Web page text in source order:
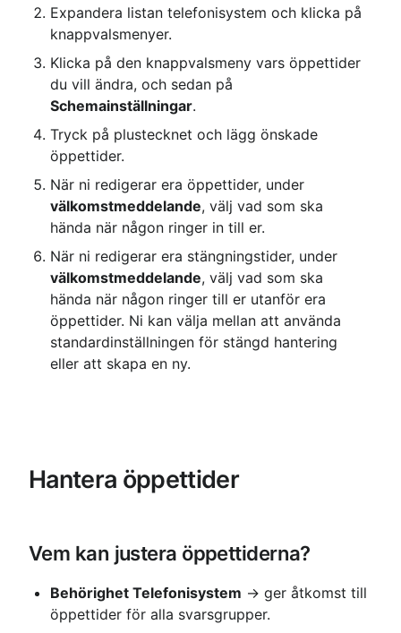
Expandera listan telefonisystem och klicka på
knappvalsmenyer.
Klicka på den knappvalsmeny vars öppettider
du vill ändra, och sedan på
Schemainställningar.
Tryck på plustecknet och lägg önskade
öppettider.
När ni redigerar era öppettider, under
välkomstmeddelande, välj vad som ska
hända när någon ringer in till er.
När ni redigerar era stängningstider, under
välkomstmeddelande, välj vad som ska
hända när någon ringer till er utanför era
öppettider. Ni kan välja mellan att använda
standardinställningen för stängd hantering
eller att skapa en ny.
Hantera öppettider
Vem kan justera öppettiderna?
Behörighet Telefonisystem → ger åtkomst till
öppettider för alla svarsgrupper.